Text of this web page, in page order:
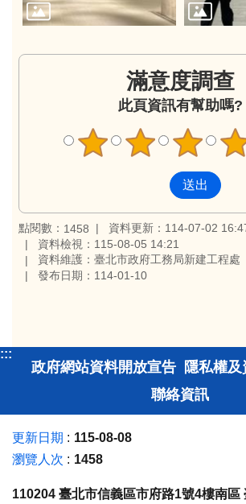
滿意度調查
此頁資訊有幫助嗎?
點閱數： 1458
資料更新：114-07-02
資料檢視：115-08-05 14:21
資料維護：臺北市政府工務局新建工程處
發布日期：114-01-10
:::
政府網站資料開放宣告 隱私權
聯絡資訊
更新日期
115-08-08
瀏覽人次
1458
110204 臺北市信義區市府路1號4樓南區